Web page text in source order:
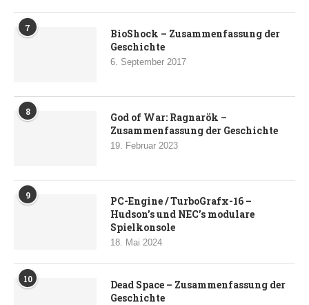
7
BioShock – Zusammenfassung der
Geschichte
6. September 2017
8
God of War: Ragnarök –
Zusammenfassung der Geschichte
19. Februar 2023
9
PC-Engine / TurboGrafx-16 –
Hudson’s und NEC’s modulare
Spielkonsole
18. Mai 2024
10
Dead Space – Zusammenfassung der
Geschichte